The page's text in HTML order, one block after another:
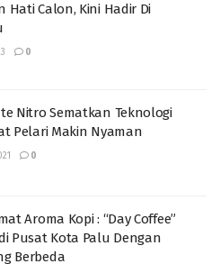
Hati Calon, Kini Hadir Di
0
Nitro Sematkan Teknologi
Pelari Makin Nyaman
0
Aroma Kopi : “Day Coffee”
Pusat Kota Palu Dengan
Berbeda